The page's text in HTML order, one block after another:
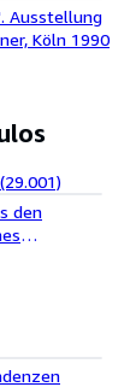
Ausstellung
Köln 1990
den
von Martin